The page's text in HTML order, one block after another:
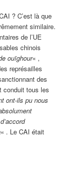
? C’est là que
similaire.
de l’UE
chinois
ouïghour« ,
représailles
des
conduit tous les
ont-ils pu nous
« . Le CAI était